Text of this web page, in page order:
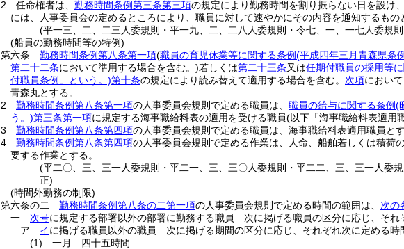
2
任命権者は、 勤務時間条例第三条第三項の規定により勤務時間を割り振らない日を設け
には、人事委員会の定めるところにより、職員に対して速やかにその内容を通知するもの
(平一三、二、二三人委規則・平一九、二、二八人委規則・令七、一、一七人委規
(船員の勤務時間等の特例)
第六条
勤務時間条例第八条第一項(職員の育児休業等に関する条例(平成四年三月青森県条
第二十二条において準用する場合を含む。)若しくは第二十三条又は任期付職員の採用等
付職員条例」という。)第十条の規定により読み替えて適用する場合を含む。 次項におい
青森丸とする。
2
勤務時間条例第八条第一項の人事委員会規則で定める職員は、 職員の給与に関する条例(
う。)第三条第一項に規定する海事職給料表の適用を受ける職員(以下「海事職給料表適用
3
勤務時間条例第八条第四項の人事委員会規則で定める職員は、海事職給料表適用職員とす
4
勤務時間条例第八条第四項の人事委員会規則で定める作業は、人命、船舶若しくは積荷
要する作業とする。
(平二〇、三、三一人委規則・平二一、三、三〇人委規則・平二二、三、三一人委
正)
(時間外勤務の制限)
第六条の二
勤務時間条例第八条の二第一項の人事委員会規則で定める時間の範囲は、 次の
一
次号に規定する部署以外の部署に勤務する職員 次に掲げる職員の区分に応じ、それ
ア
イに掲げる職員以外の職員 次に掲げる期間の区分に応じ、それぞれ次に定める時
(1)
一月 四十五時間